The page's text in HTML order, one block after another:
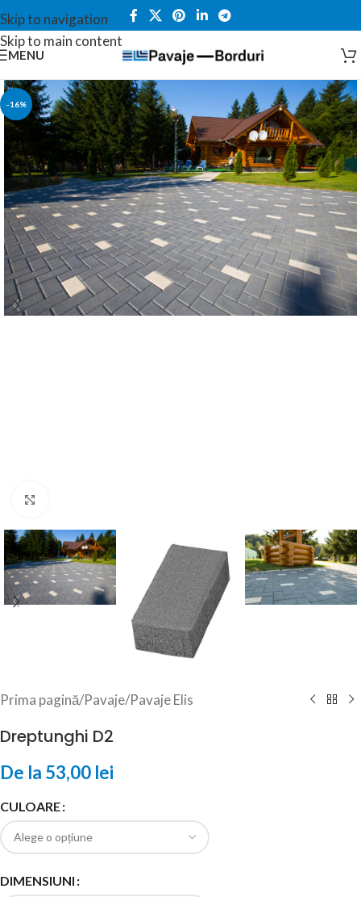
Skip to navigation
Skip to main content
MENU
-16%
Prima pagină/Pavaje/Pavaje Elis
Dreptunghi D2
De la 53,00 lei
CULOARE
DIMENSIUNI